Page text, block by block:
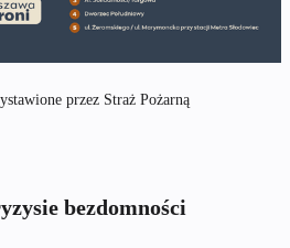
przez Straż Pożarną
bezdomności